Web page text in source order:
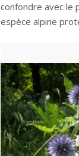
confondre avec le
espèce alpine